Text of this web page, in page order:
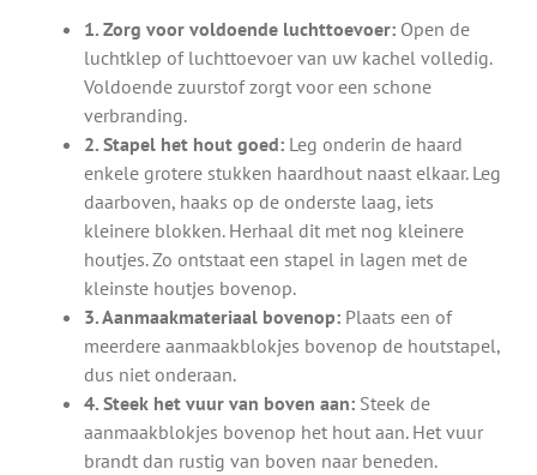
1. Zorg voor voldoende luchttoevoer:Open de
luchtklep of luchttoevoer van uw kachel volledig.
Voldoende zuurstof zorgt voor een schone
verbranding.
2. Stapel het hout goed:Leg onderin de haard
enkele grotere stukken haardhout naast elkaar. Leg
daarboven, haaks op de onderste laag, iets
kleinere blokken. Herhaal dit met nog kleinere
houtjes. Zo ontstaat een stapel in lagen met de
kleinste houtjes bovenop.
3. Aanmaakmateriaal bovenop:Plaats een of
meerdere aanmaakblokjes bovenop de houtstapel,
dus niet onderaan.
4. Steek het vuur van boven aan:Steek de
aanmaakblokjes bovenop het hout aan. Het vuur
brandt dan rustig van boven naar beneden.